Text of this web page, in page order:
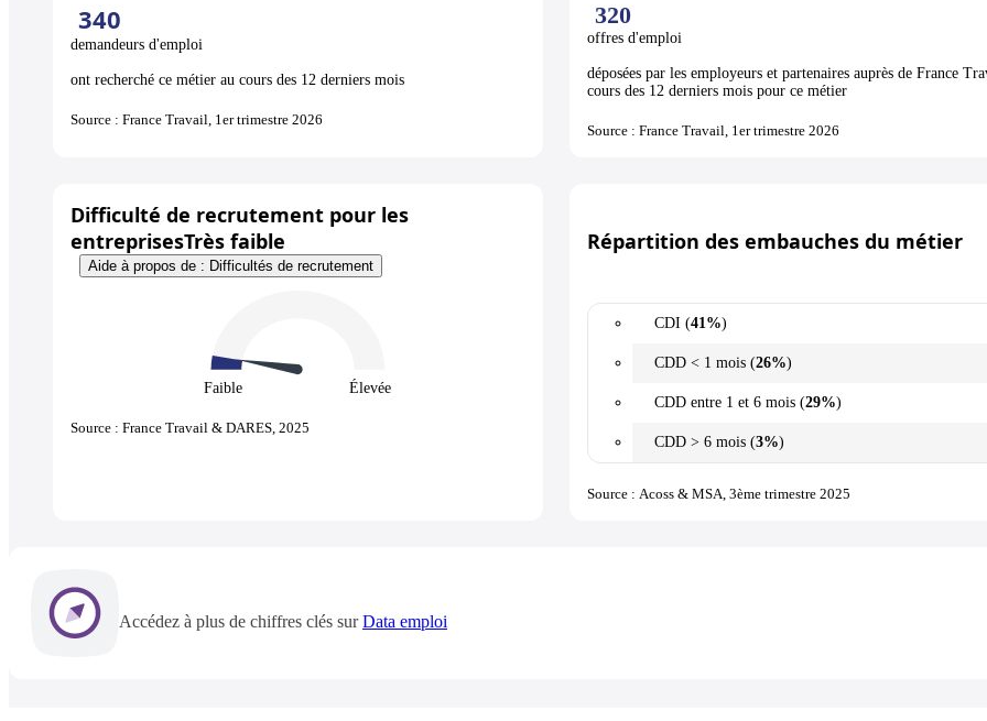
340
demandeurs d'emploi
ont recherché ce métier au cours des 12 derniers mois
Source : France Travail, 1er trimestre 2026
320
offres d'emploi
déposées par les employeurs et partenaires auprès de France
cours des 12 derniers mois pour ce métier
Source : France Travail, 1er trimestre 2026
Difficulté de recrutement pour les
entreprisesTrès faible
Aide à propos de : Difficultés de recrutement
Faible Élevée
Source : France Travail & DARES, 2025
Répartition des embauches du métier
CDI (41%)
CDD < 1 mois (26%)
CDD entre 1 et 6 mois (29%)
CDD > 6 mois (3%)
Source : Acoss & MSA, 3ème trimestre 2025
Accédez à plus de chiffres clés surData emploi